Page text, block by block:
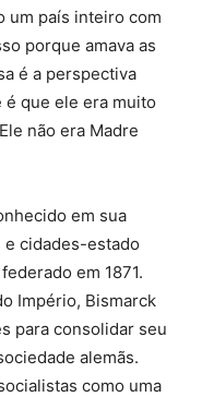
um país inteiro com
porque amava as
é a perspectiva
é que ele era muito
não era Madre
em sua
cidades-estado
em 1871.
Império, Bismarck
para consolidar seu
alemãs.
como uma